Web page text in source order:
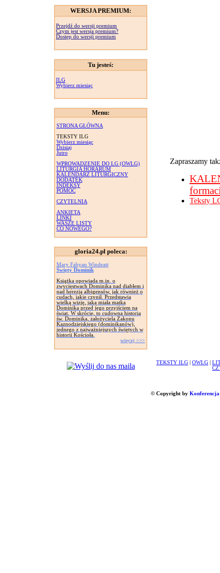
WERSJA PREMIUM:
Przejdź do wersji premium
Czym jest wersja premium?
Dostęp do wersji premium
Tu jesteś:
ILG
Wybierz miesiąc
Menu:
STRONA GŁÓWNA
TEKSTY ILG
Wybierz miesiąc
Dzisiaj
Jutro
WPROWADZENIE DO LG (OWLG)
LITURGIA HORARUM
KALENDARZ LITURGICZNY
DODATEK
INDEKSY
POMOC
CZYTELNIA
ANKIETA
LINKI
WASZE LISTY
CO NOWEGO?
gloria24.pl poleca:
Mary Fabyan Windeatt
Święty Dominik
Książka opowiada m.in. o
zwycięstwach Dominika nad diabłem i
nad herezją albigensów, jak również o
cudach, jakie czynił. Przedstawia
wielką wizję, jaką miała matka
Dominika przed jego przyjściem na
świat. W skrócie, to cudowna historia
św. Dominika, założyciela Zakonu
Kaznodziejskiego (dominikanów),
jednego z najważniejszych świętych w
historii Kościoła.
więcej >>>
Zapraszamy
Teksty
TEKSTY ILG OWLG
© Copyright by Konferencja